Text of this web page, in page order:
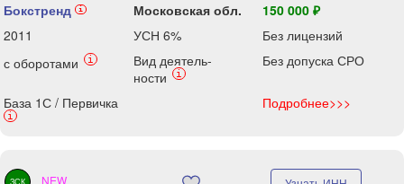
Бокстренд i Московская обл.
150 000 ₽
2011
УСН 6%
Без лицензий
с оборотами
i
Вид деятель-
ности
i
Без допуска СРО
База 1С / Первичка
i
Подробнее>>>
NEW